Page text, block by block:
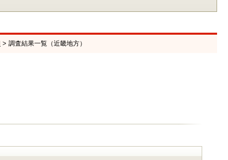
> 調査結果一覧（近畿地方）